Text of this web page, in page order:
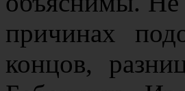
причинах
концов,